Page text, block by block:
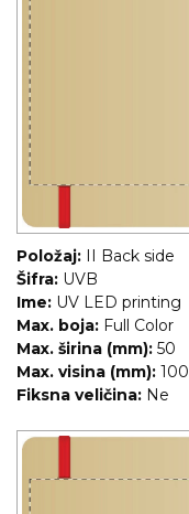
Položaj: II Back side
Šifra: UVB
Ime: UV LED printing
Max. boja: Full Color
Max. širina (mm): 50
Max. visina (mm): 100
Fiksna veličina: Ne